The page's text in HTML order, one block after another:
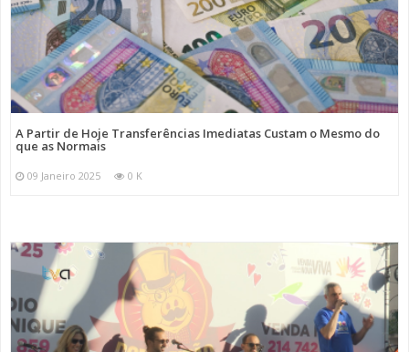
A Partir de Hoje Transferências Imediatas Custam o Mesmo do
que as Normais
09 Janeiro 2025 0 K